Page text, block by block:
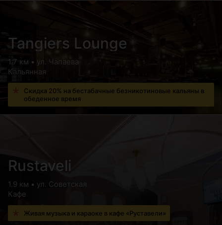
Tangiers Lounge
1.7 км • ул. Чапаева
Кальянная
Скидка 20% на бестабачные безникотиновые кальяны в
обеденное время
Rustaveli
1.9 км • ул. Советская
Кафе
Живая музыка и караоке в кафе «Руставели»